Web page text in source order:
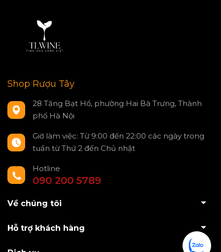
Shop Rượu Tây
28 Tăng Bạt Hổ, phường Hai Bà Trưng, Thành
phố Hà Nội
Giờ làm việc: Từ 9:00 đến 22:00 các ngày trong
tuần từ Thứ 2 đến Chủ nhật
Hotline
090 200 5789
Về chúng tôi
Hỗ trợ khách hàng